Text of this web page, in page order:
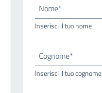
Nome*
Inserisci il tuo nome
Cognome*
Inserisci il tuo cognome